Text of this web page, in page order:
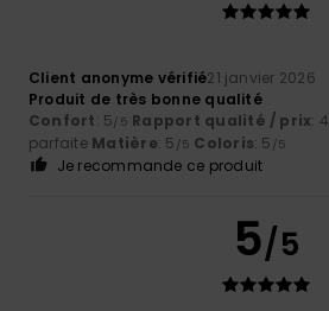
Client anonyme vérifié21 janvier 2026
Produit de très bonne qualité
Confort: 5/5 Rapport qualité / prix: 4
parfaite Matière: 5 /5 Coloris: 5 /5
Je recommande ce produit
5/5